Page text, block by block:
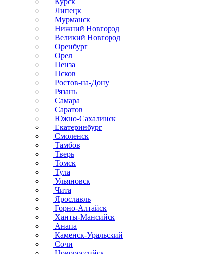
Курск
Липецк
Мурманск
Нижний Новгород
Великий Новгород
Оренбург
Орел
Пенза
Псков
Ростов-на-Дону
Рязань
Самара
Саратов
Южно-Сахалинск
Екатеринбург
Смоленск
Тамбов
Тверь
Томск
Тула
Ульяновск
Чита
Ярославль
Горно-Алтайск
Ханты-Мансийск
Анапа
Каменск-Уральский
Сочи